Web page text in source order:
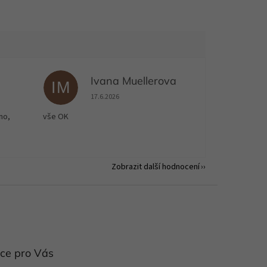
5 z 5 hvězdiček.IM Ivana Muellerova
Hodnocení obchodu je 5 z 5 hvězdiček.
17.6.2026
vše OK
Zobrazit další hodnocení
pro Vás